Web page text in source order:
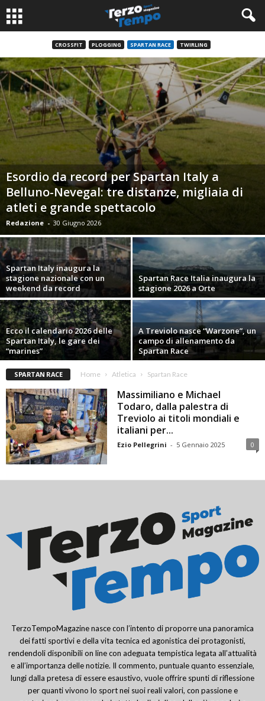
CROSSFIT PLOGGING SPARTAN RACE TWIRLING
Esordio da record per Spartan Italy a
Belluno-Nevegal: tre distanze, migliaia di
atleti e grande spettacolo
Redazione - 30 Giugno 2026
Spartan Italy inaugura la
stagione nazionale con un
weekend da record
Spartan Race Italia inaugura la
stagione 2026 a Orte
Ecco il calendario 2026 delle
Spartan Italy, le gare dei
“marines”
A Treviolo nasce “Warzone”, un
campo di allenamento da
Spartan Race
SPARTAN RACE Home Atletica Spartan Race
Massimiliano e Michael
Todaro, dalla palestra di
Treviolo ai titoli mondiali e
italiani per...
Ezio Pellegrini - 5 Gennaio 2025 0
TerzoTempoMagazine nasce con l’intento di proporre una panoramica
dei fatti sportivi e della vita tecnica ed agonistica dei protagonisti,
rendendoli disponibili on line con adeguata tempistica legata all’attualità
e all’importanza delle notizie. Il commento, puntuale quanto essenziale,
lungi dalla pretesa di essere esaustivo, vuole offrire spunti di riflessione
per quanti vivono lo sport nei suoi reali valori, con passione e